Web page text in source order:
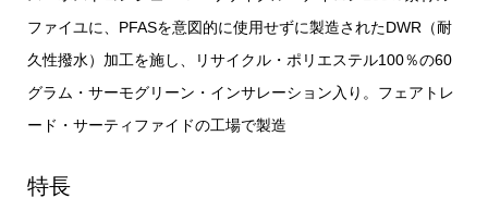
ファイユに、PFASを意図的に使用せずに製造されたDWR（耐
久性撥水）加工を施し、リサイクル・ポリエステル100％の60
グラム・サーモグリーン・インサレーション入り。フェアトレ
ード・サーティファイドの工場で製造
特長